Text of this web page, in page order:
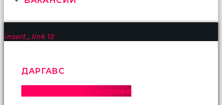
kızların
boşalarak
porno
yakın
arkadaş
insert_link 12
ДАРГАВС
Кармадонское ущелье